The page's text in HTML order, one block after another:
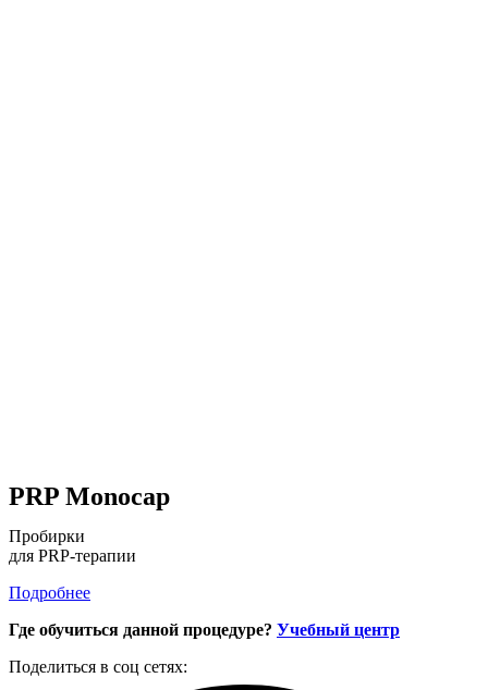
PRP Monocap
Пробирки
для PRP-терапии
Подробнее
Где обучиться данной процедуре? Учебный центр
Поделиться в соц сетях: